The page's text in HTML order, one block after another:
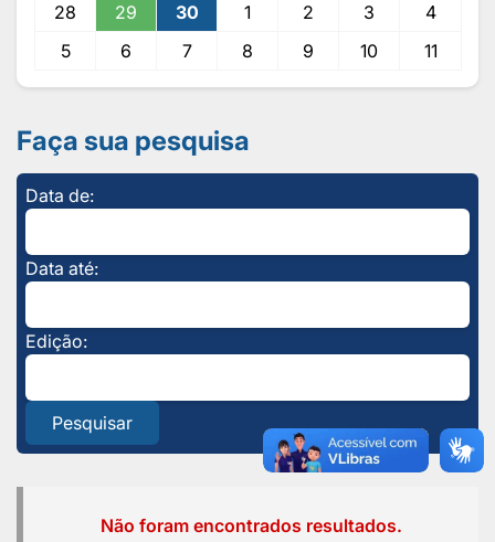
28
29 30 1 2 3
4
5
6 7 8 9 10 11
Faça sua pesquisa
Data de:
Data até:
Edição:
Pesquisar
Não foram encontrados resultados.